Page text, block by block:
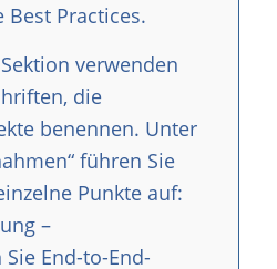
Best Practices.
verwenden
die
benennen. Unter
führen Sie
Punkte auf:
–
End-to-End-